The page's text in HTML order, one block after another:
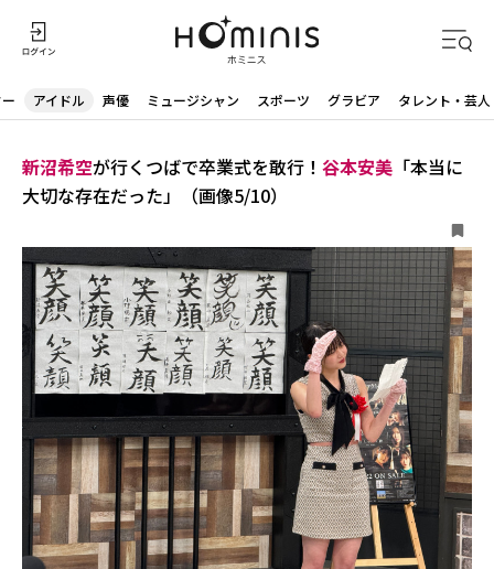
アイドル 声優 ミュージシャン スポーツ グラビア タレント・芸人
新沼希空が行くつばで卒業式を敢行！ 谷本安美 「本当に
大切な存在だった」（画像5/10）